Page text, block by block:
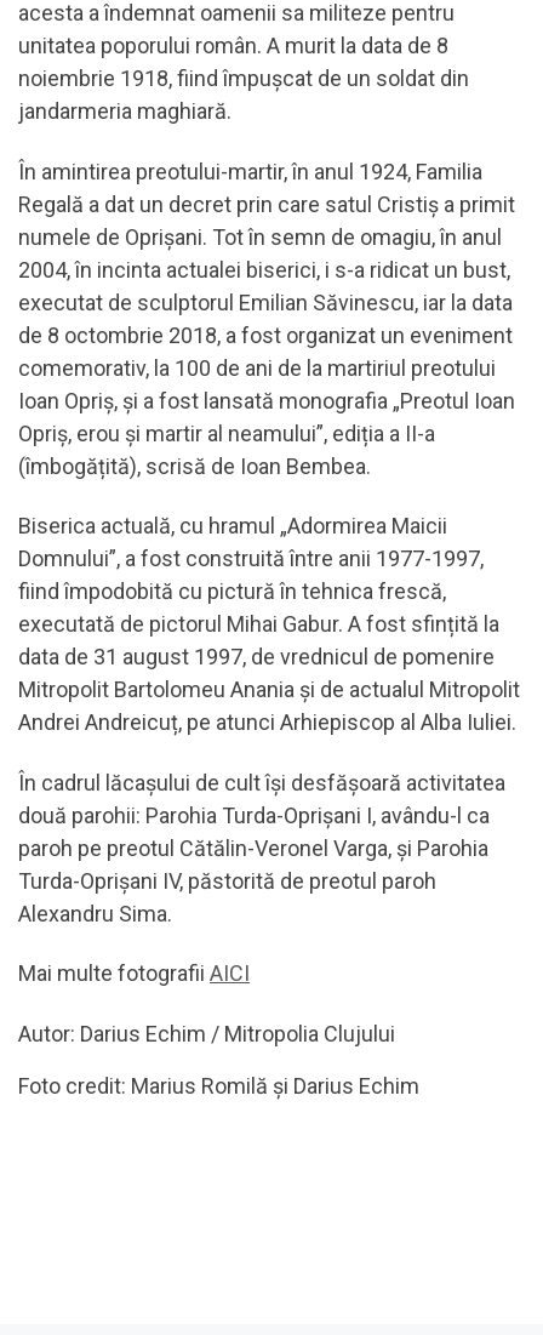
acesta a îndemnat oamenii sa militeze pentru
unitatea poporului român. A murit la data de 8
noiembrie 1918, fiind împușcat de un soldat din
jandarmeria maghiară.
În amintirea preotului-martir, în anul 1924, Familia
Regală a dat un decret prin care satul Cristiș a primit
numele de Oprișani. Tot în semn de omagiu, în anul
2004, în incinta actualei biserici, i s-a ridicat un bust,
executat de sculptorul Emilian Săvinescu, iar la data
de 8 octombrie 2018, a fost organizat un eveniment
comemorativ, la 100 de ani de la martiriul preotului
Ioan Opriș, și a fost lansată monografia „Preotul Ioan
Opriș, erou și martir al neamului”, ediția a II-a
(îmbogățită), scrisă de Ioan Bembea.
Biserica actuală, cu hramul „Adormirea Maicii
Domnului”, a fost construită între anii 1977-1997,
fiind împodobită cu pictură în tehnica frescă,
executată de pictorul Mihai Gabur. A fost sfințită la
data de 31 august 1997, de vrednicul de pomenire
Mitropolit Bartolomeu Anania și de actualul Mitropolit
Andrei Andreicuț, pe atunci Arhiepiscop al Alba Iuliei.
În cadrul lăcașului de cult își desfășoară activitatea
două parohii: Parohia Turda-Oprișani I, avându-l ca
paroh pe preotul Cătălin-Veronel Varga, și Parohia
Turda-Oprișani IV, păstorită de preotul paroh
Alexandru Sima.
Mai multe fotografii AICI
Autor: Darius Echim / Mitropolia Clujului
Foto credit: Marius Romilă și Darius Echim